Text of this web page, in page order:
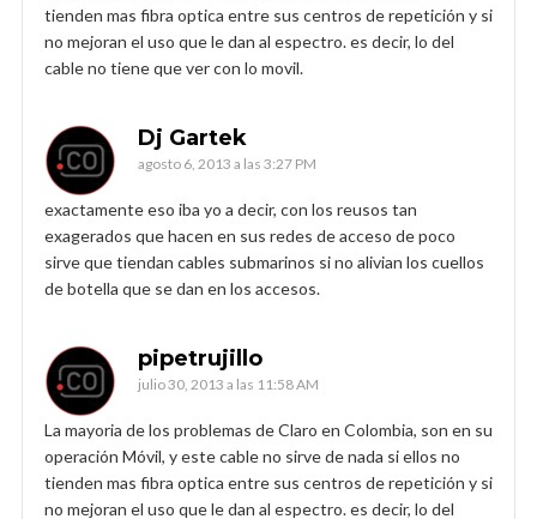
tienden mas fibra optica entre sus centros de repetición y si
no mejoran el uso que le dan al espectro. es decir, lo del
cable no tiene que ver con lo movil.
Dj Gartek
agosto 6, 2013 a las 3:27 PM
exactamente eso iba yo a decir, con los reusos tan
exagerados que hacen en sus redes de acceso de poco
sirve que tiendan cables submarinos si no alivian los cuellos
de botella que se dan en los accesos.
pipetrujillo
julio 30, 2013 a las 11:58 AM
La mayoria de los problemas de Claro en Colombia, son en su
operación Móvil, y este cable no sirve de nada si ellos no
tienden mas fibra optica entre sus centros de repetición y si
no mejoran el uso que le dan al espectro. es decir, lo del